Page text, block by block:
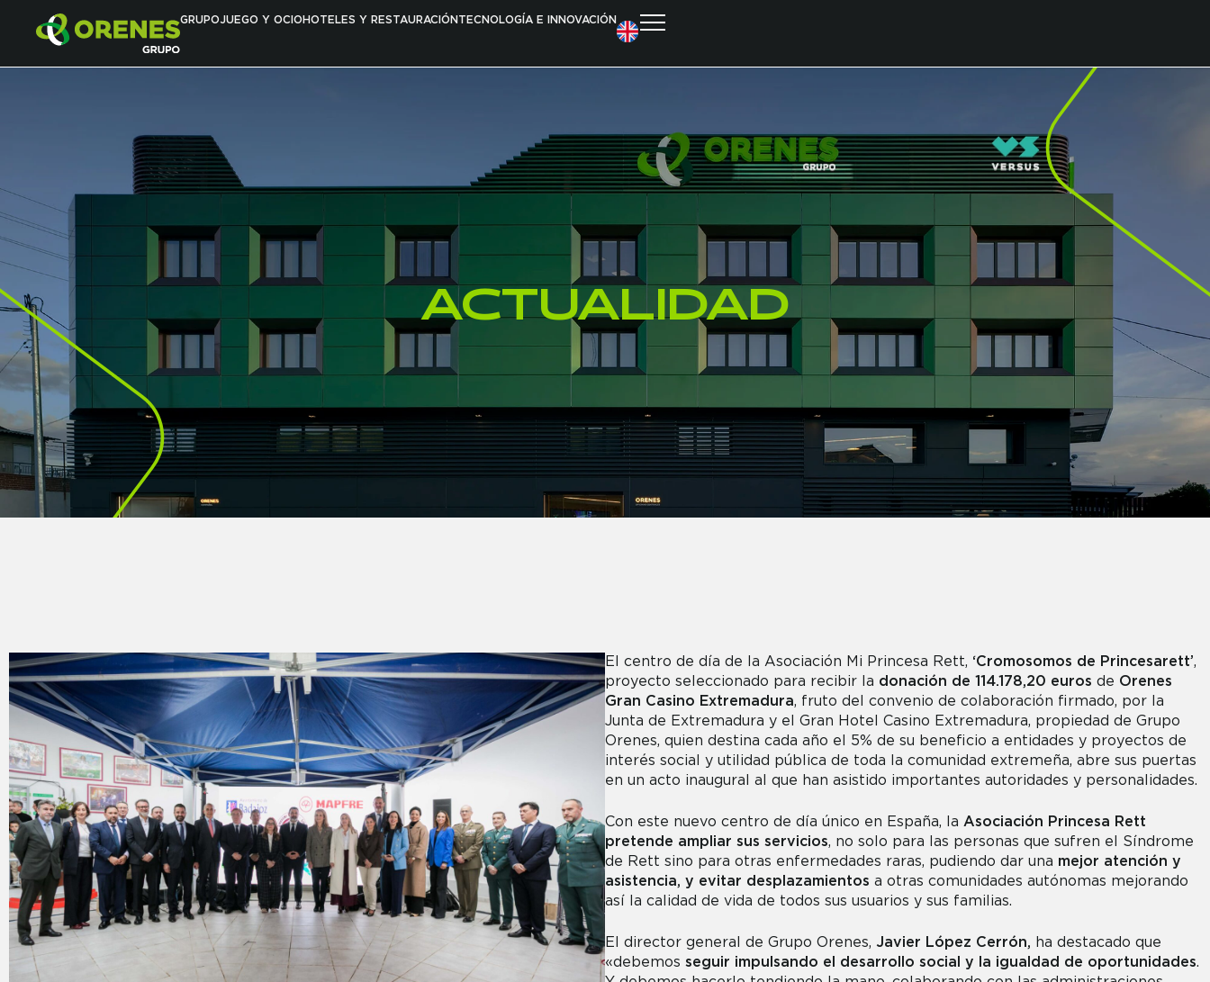
GRUPOJUEGO Y OCIO HOTELES Y RESTAURACIÓN TECNOLOGÍA E INNOVACIÓN
JUEGO RESPONSABLE
SOSTENIBILIDAD
EQUIPO
CONTACTO
APUESTAS DEPORTIVAS RETAIL
TERMINALES DE JUEGO EN HOSTELERÍA
DISTRIBUCIÓN Y VENTA
R. FRANCO
R. FRANCO DIGITAL
ACTUALIDAD
El centro de día de la Asociación Mi Princesa Rett, ‘Cromosomos de Princesarett’,
proyecto seleccionado para recibir la donación de 114.178,20 euros de Orenes
Gran Casino Extremadura, fruto del convenio de colaboración firmado, por la
Junta de Extremadura y el Gran Hotel Casino Extremadura, propiedad de Grupo
Orenes, quien destina cada año el 5% de su beneficio a entidades y proyectos de
interés social y utilidad pública de toda la comunidad extremeña, abre sus puertas
en un acto inaugural al que han asistido importantes autoridades y personalidades.
Con este nuevo centro de día único en España, la Asociación Princesa Rett
pretende ampliar sus servicios, no solo para las personas que sufren el Síndrome
de Rett sino para otras enfermedades raras, pudiendo dar una mejor atención y
asistencia, y evitar desplazamientos a otras comunidades autónomas mejorando
así la calidad de vida de todos sus usuarios y sus familias.
El director general de Grupo Orenes, Javier López Cerrón, ha destacado que
«debemos seguir impulsando el desarrollo social y la igualdad de oportunidades.